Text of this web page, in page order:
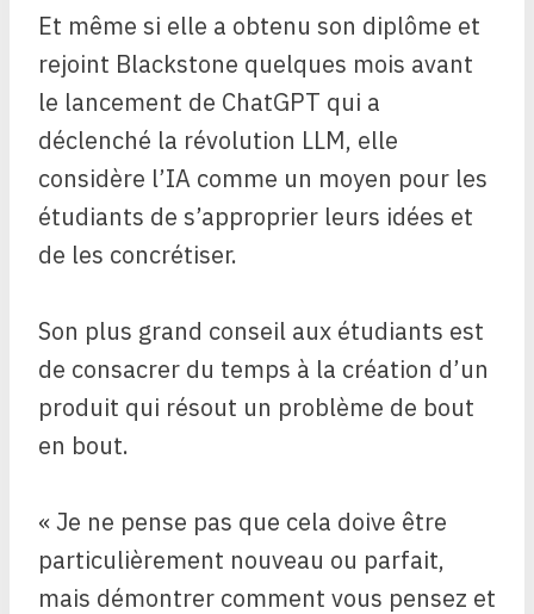
Et même si elle a obtenu son diplôme et
rejoint Blackstone quelques mois avant
le lancement de ChatGPT qui a
déclenché la révolution LLM, elle
considère l’IA comme un moyen pour les
étudiants de s’approprier leurs idées et
de les concrétiser.
Son plus grand conseil aux étudiants est
de consacrer du temps à la création d’un
produit qui résout un problème de bout
en bout.
« Je ne pense pas que cela doive être
particulièrement nouveau ou parfait,
mais démontrer comment vous pensez et